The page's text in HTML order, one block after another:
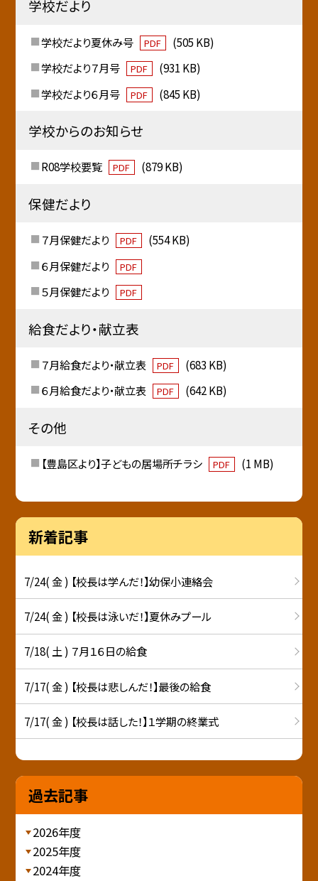
学校だより
学校だより夏休み号 PDF
(505 KB)
学校だより７月号
PDF
(931 KB)
学校だより６月号
PDF (845 KB)
学校からのお知らせ
R08学校要覧 PDF (879 KB)
保健だより
７月保健だより PDF
(554 KB)
６月保健だより
PDF
５月保健だより PDF
給食だより・献立表
７月給食だより・献立表 PDF
(683 KB)
６月給食だより・献立表
PDF (642 KB)
その他
【豊島区より】子どもの居場所チラシ PDF (1 MB)
新着記事
7/24( 金 ) 【校長は学んだ！】幼保小連絡会
7/24( 金 ) 【校長は泳いだ！】夏休みプール
7/18( 土 ) ７月１６日の給食
7/17( 金 ) 【校長は悲しんだ！】最後の給食
7/17( 金 ) 【校長は話した！】１学期の終業式
過去記事
2026年度
2025年度
2024年度